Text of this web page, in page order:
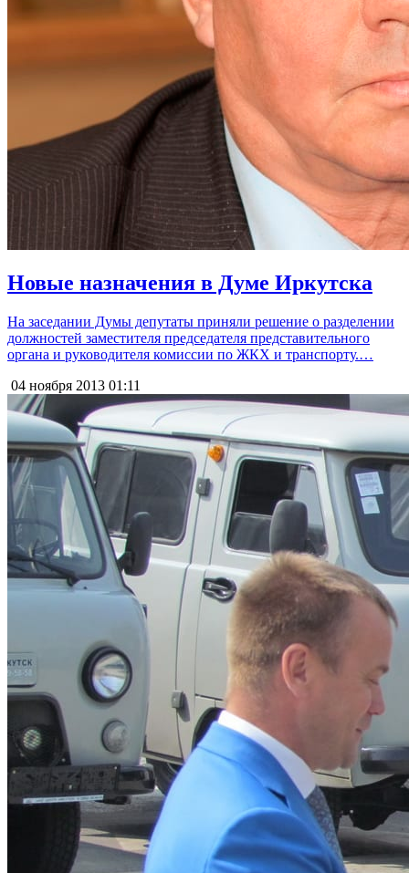
Новые назначения в Думе Иркутска
На заседании Думы депутаты приняли решение о разделении
должностей заместителя председателя представительного
органа и руководителя комиссии по ЖКХ и транспорту.…
04 ноября 2013 01:11